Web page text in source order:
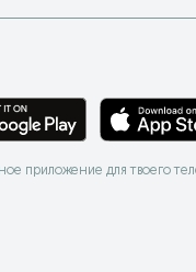
приложение для твоего